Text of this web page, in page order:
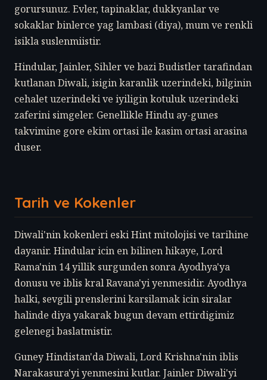
gorursunuz. Evler, tapinaklar, dukkyanlar ve
sokaklar binlerce yag lambasi (diya), mum ve renkli
isikla suslenmiistir.
Hindular, Jainler, Sihler ve bazi Budistler tarafindan
kutlanan Diwali, isigin karanlik uzerindeki, bilginin
cehalet uzerindeki ve iyiligin kotuluk uzerindeki
zaferini simgeler. Genellikle Hindu ay-gunes
takvimine gore ekim ortasi ile kasim ortasi arasina
duser.
Tarih ve Kokenler
Diwali'nin kokenleri eski Hint mitolojisi ve tarihine
dayanir. Hindular icin en bilinen hikaye, Lord
Rama'nin 14 yillik surgunden sonra Ayodhya'ya
donusu ve iblis kral Ravana'yi yenmesidir. Ayodhya
halki, sevgili prenslerini karsilamak icin siralar
halinde diya yakarak bugun devam ettirdigimiz
gelenegi baslatmistir.
Guney Hindistan'da Diwali, Lord Krishna'nin iblis
Narakasura'yi yenmesini kutlar. Jainler Diwali'yi